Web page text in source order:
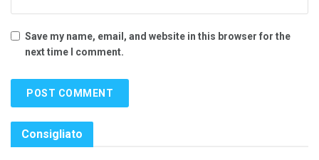
Save my name, email, and website in this browser for the
next time I comment.
Consigliato